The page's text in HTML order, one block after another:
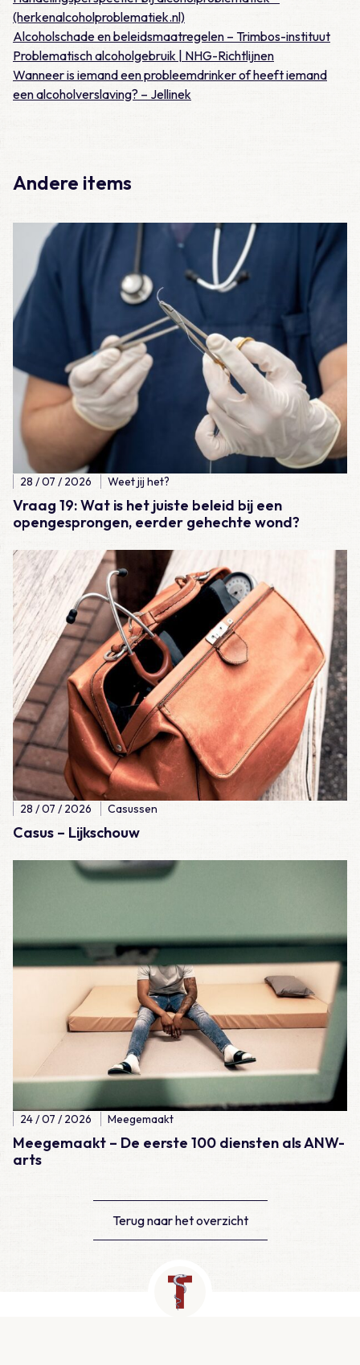
(herkenalcoholproblematiek.nl)
Alcoholschade en beleidsmaatregelen – Trimbos-instituut
Problematisch alcoholgebruik | NHG-Richtlijnen
Wanneer is iemand een probleemdrinker of heeft iemand
een alcoholverslaving? – Jellinek
Andere items
Vraag 19: Wat is het juiste beleid bij een
opengesprongen, eerder gehechte wond?
28 / 07 / 2026 Weet jij het?
Lees meer over Vraag 19: Wat is het juiste beleid bij een
Casus – Lijkschouw
28 / 07 / 2026 Casussen
Lees meer over Casus – Lijkschouw
Meegemaakt – De eerste 100 diensten als ANW-
arts
24 / 07 / 2026 Meegemaakt
Lees meer over Meegemaakt – De eerste 100 diensten als
Terug naar het overzicht